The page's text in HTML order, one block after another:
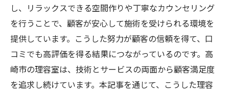
し、リラックスできる空間作りや丁寧なカウンセリング
を行うことで、顧客が安心して施術を受けられる環境を
提供しています。こうした努力が顧客の信頼を得て、口
コミでも高評価を得る結果につながっているのです。高
崎市の理容室は、技術とサービスの両面から顧客満足度
を追求し続けています。本記事を通じて、こうした理容